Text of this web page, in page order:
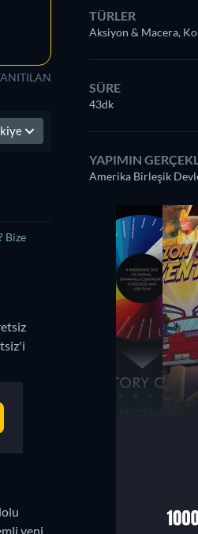
Bize
yeni
TÜRLER
Aksiyon & Macera,
SÜRE
43dk
YAPIMIN
Amerika Birleşik